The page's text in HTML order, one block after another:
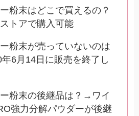
粉末はどこで買えるの？
トアで購入可能
粉末が売っていないのは
6月14日に販売を終了し
粉末の後継品は？→ワイ
強力分解パウダーが後継